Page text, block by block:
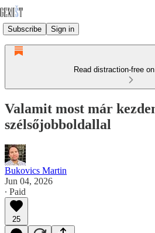
Subscribe Sign in
Read distraction-free
Valamit most már
szélsőjobboldallal
Bukovics Martin
Jun 04, 2026
∙ Paid
25